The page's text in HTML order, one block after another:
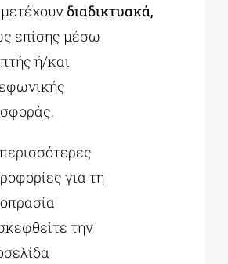
διαδικτυακά,
επίσης μέσω
ή/και
για τη
την